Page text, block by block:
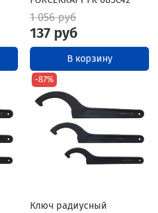
1 056 руб
137 руб
В корзину
-87%
Ключ радиусный